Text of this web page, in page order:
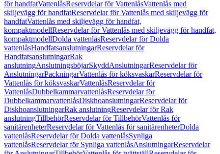
för handfatVattenlåsReservdelar för VattenlåsVattenlås med
skiljevägg för handfatReservdelar för Vattenlås med skiljevägg för
handfatVattenlås med skiljevägg för handfat,
kompaktmodellReservdelar för Vattenlås med skiljevägg för handfat,
kompaktmodellDolda vattenlåsReservdelar för Dolda
vattenlåsHandfatsanslutningarReservdelar för
HandfatsanslutningarRak
anslutningAnslutningsböjarSkyddAnslutningarReservdelar för
AnslutningarPackningarVattenlås för köksvaskarReservdelar för
Vattenlås för köksvaskarVattenlåsReservdelar för
VattenlåsDubbelkammarvattenlåsReservdelar för
DubbelkammarvattenlåsDiskhoanslutningarReservdelar för
DiskhoanslutningarRak anslutningReservdelar för Rak
anslutningTillbehörReservdelar för TillbehörVattenlås för
sanitärenheterReservdelar för Vattenlås för sanitärenheterDolda
vattenlåsReservdelar för Dolda vattenlåsSynliga
vattenlåsReservdelar för Synliga vattenlåsAnslutningarReservdelar